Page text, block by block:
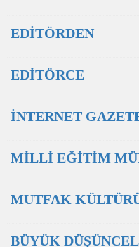
EDİTÖRDEN
EDİTÖRCE
İNTERNET
MİLLİ EĞİTİM
MUTFAK
BÜYÜK